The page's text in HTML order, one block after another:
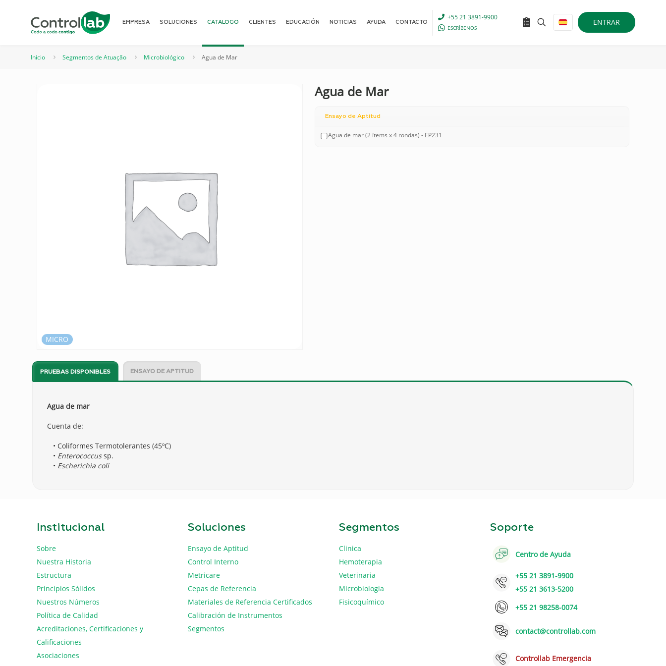
EMPRESA SOLUCIONES CATALOGO CLIENTES EDUCACIÓN NOTICIAS AYUDA CONTACTO
+55 21 3891-9900
ESCRÍBENOS
ENTRAR
Inicio Segmentos de Atuação Microbiológico Agua de Mar
MICRO
Agua de Mar
Ensayo de Aptitud
Agua de mar (2 ítems x 4 rondas) - EP231
PRUEBAS DISPONIBLES ENSAYO DE APTITUD
Agua de mar
Cuenta de:
• Coliformes Termotolerantes (45ºC)
• Enterococcussp.
• Escherichia coli
Institucional
Sobre
Nuestra Historia
Estructura
Principios Sólidos
Nuestros Números
Política de Calidad
Acreditaciones, Certificaciones y
Calificaciones
Asociaciones
Soluciones
Ensayo de Aptitud
Control Interno
Metricare
Cepas de Referencia
Materiales de Referencia Certificados
Calibración de Instrumentos
Segmentos
Segmentos
Clinica
Hemoterapia
Veterinaria
Microbiologia
Fisicoquímico
Soporte
Centro de Ayuda
+55 21 3891-9900
+55 21 3613-5200
+55 21 98258-0074
contact@controllab.com
Controllab Emergencia